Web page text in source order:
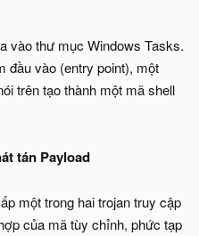
vào thư mục Windows Tasks.
đầu vào (entry point), một
trên tạo thành một mã shell
tán Payload
một trong hai trojan truy cập
của mã tùy chỉnh, phức tạp